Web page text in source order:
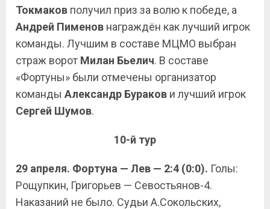
Токмаков получил приз за волю к победе, а
Андрей Пименов награждён как лучший игрок
команды. Лучшим в составе МЦМО выбран
страж ворот Милан Бьелич. В составе
«Фортуны» были отмечены организатор
команды Александр Бураков и лучший игрок
Сергей Шумов.
10-й тур
29 апреля. Фортуна — Лев — 2:4 (0:0). Голы:
Рощупкин, Григорьев — Севостьянов-4.
Наказаний не было. Судьи А.Сокольских,